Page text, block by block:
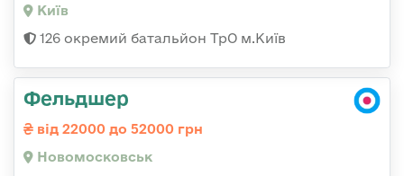
Київ
126 окремий батальйон ТрО м.Київ
Фельдшер
від 22000 до 52000 грн
Новомосковськ